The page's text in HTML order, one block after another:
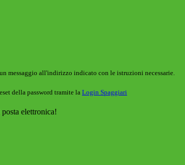
messaggio all'indirizzo indicato con le istruzioni necessarie.
della password tramite la Login Spaggiari
elettronica!